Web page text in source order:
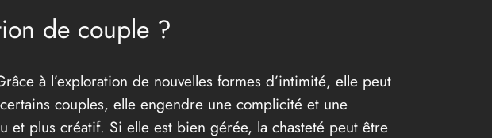
de couple ?
à l’exploration de nouvelles formes d’intimité, elle peut
couples, elle engendre une complicité et une
et plus créatif. Si elle est bien gérée, la chasteté peut être